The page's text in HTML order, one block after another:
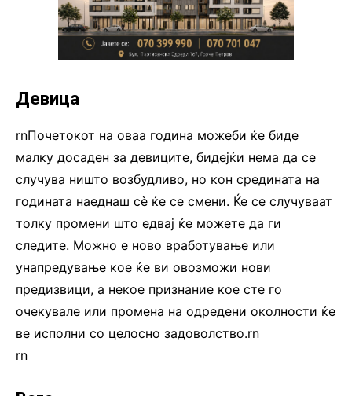
Девица
rnПочетокот на оваа година можеби ќе биде
малку досаден за девиците, бидејќи нема да се
случува ништо возбудливо, но кон средината на
годината наеднаш сè ќе се смени. Ќе се случуваат
толку промени што едвај ќе можете да ги
следите. Можно е ново вработување или
унапредување кое ќе ви овозможи нови
предизвици, а некое признание кое сте го
очекувале или промена на одредени околности ќе
ве исполни со целосно задоволство.rn
rn